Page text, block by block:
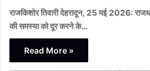
राजकिशोर तिवारी देहरादून, 25 मई 2026:
की समस्या को दूर करने के…
Read More »